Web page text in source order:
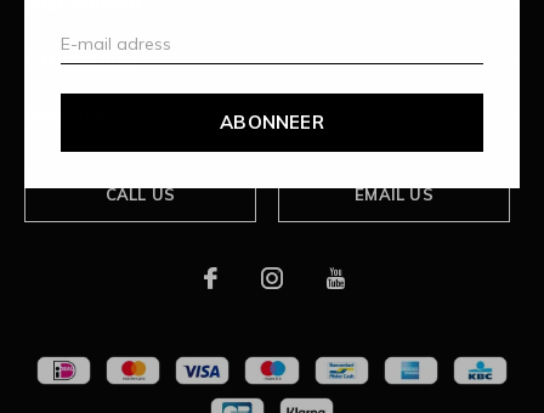
ABONNEER
Categorieën
CALL US EMAIL US